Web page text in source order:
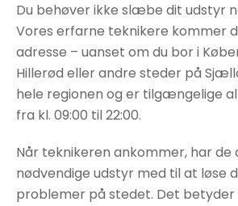
Du behøver ikke slæbe dit udstyr
Vores erfarne teknikere kommer
adresse – uanset om du bor i
Hillerød eller andre steder på
hele regionen og er tilgængelige
fra kl. 09:00 til 22:00.
Når teknikeren ankommer, har de
nødvendige udstyr med til at løse
problemer på stedet. Det